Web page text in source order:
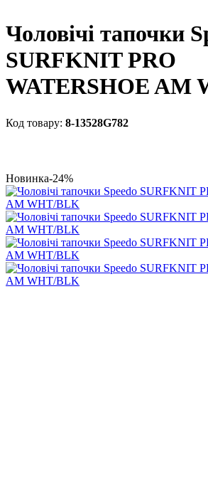
Чоловічі тапочки
SURFKNIT PRO
WATERSHOE AM
8-13528G782
Новинка-24%